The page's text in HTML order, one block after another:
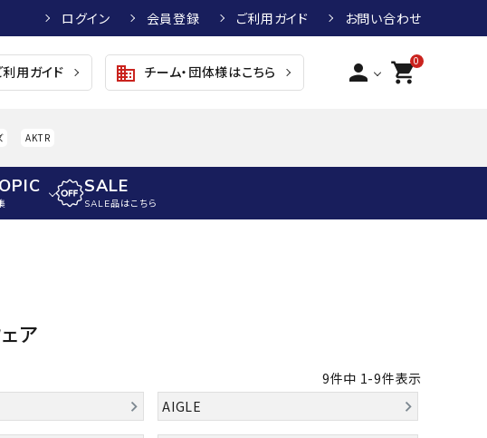
ログイン 会員登録 ご利用ガイド お問い合わせ
利用ガイド business チーム・団体様はこちら person 0
shopping_cart
AKTR
ストリングス・ガット（テニス）
ストリングス・ガット（ソフトテニス）
ター
ヨガマット
サポーター・テーピング
SALE
SALE品はこちら
ア
9件中 1-9件表示
AIGLE